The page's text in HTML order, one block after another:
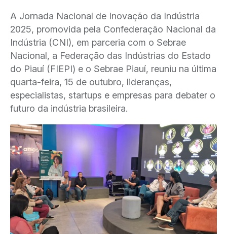
A Jornada Nacional de Inovação da Indústria
2025, promovida pela Confederação Nacional da
Indústria (CNI), em parceria com o Sebrae
Nacional, a Federação das Indústrias do Estado
do Piauí (FIEPI) e o Sebrae Piauí, reuniu na última
quarta-feira, 15 de outubro, lideranças,
especialistas, startups e empresas para debater o
futuro da indústria brasileira.